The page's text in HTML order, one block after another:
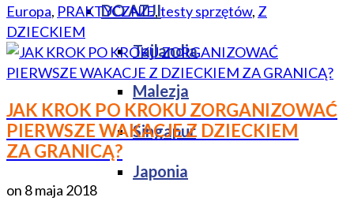
DO AZJI
Tajlandia
Malezja
Singapur
Japonia
Europa, PRAKTYCZNIE,testy sprzętów, Z
DZIECKIEM
JAK KROK PO KROKU ZORGANIZOWAĆ
PIERWSZE WAKACJE Z DZIECKIEM
ZA GRANICĄ?
on 8 maja 2018